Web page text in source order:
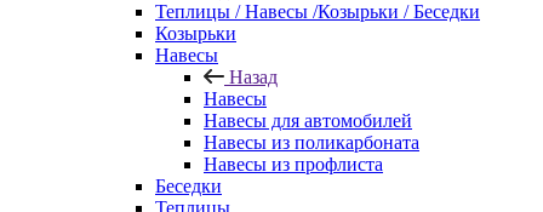
Теплицы / Навесы /Козырьки / Беседки
Козырьки
Навесы
Назад
Навесы
Навесы для автомобилей
Навесы из поликарбоната
Навесы из профлиста
Беседки
Теплицы